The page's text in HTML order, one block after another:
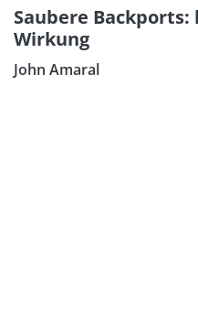
Saubere
Wirkung
John Amaral